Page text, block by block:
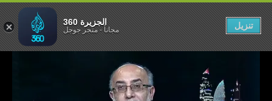
والاقتصاد
الجزيرة 360
مجاناً-متجر جوجل تنزيل